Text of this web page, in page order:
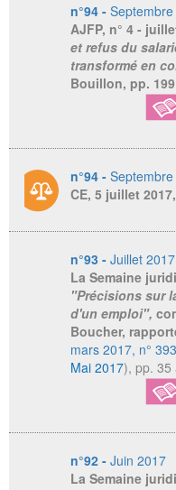
n°94 -
AJFP, n° 4 -
et refus du
transformé en
Bouillon, pp.
n°94 -
CE, 5 juillet
n°93 - Juillet 2017
La Semaine
"Précisions sur
d'un emploi",
Boucher,
mars 2017, n°
Mai 2017), pp. 35
n°92 - Juin 2017
La Semaine